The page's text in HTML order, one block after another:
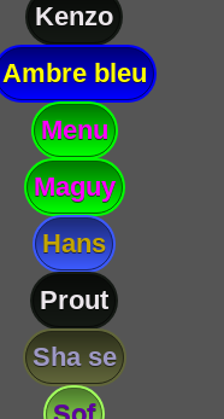
Kenzo
Ambre bleu
Menu
Maguy
Hans
Prout
Sha se